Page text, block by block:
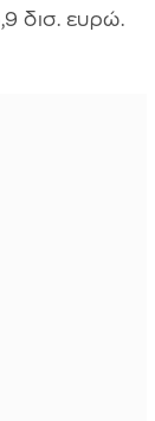
δισ. ευρώ.